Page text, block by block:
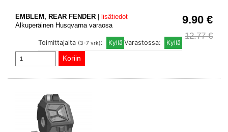
9.90 €
12.77 €
EMBLEM, REAR FENDER
lisätiedot
Alkuperäinen Husqvarna varaosa
Varastossa:
Toimittajalta (3-7 vrk):